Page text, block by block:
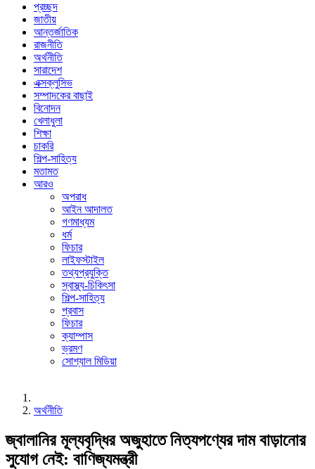
প্রচ্ছদ
জাতীয়
আন্তর্জাতিক
রাজনীতি
অর্থনীতি
সারাদেশ
এক্সক্লুসিভ
সম্পাদকের বাছাই
বিনোদন
খেলাধুলা
শিক্ষা
চাকরি
শিল্প-সাহিত্য
মতামত
আরও
অপরাধ
আইন আদালত
গণমাধ্যম
ধর্ম
ফিচার
লাইফস্টাইল
তথ্যপ্রযুক্তি
স্বাস্থ্য-চিকিৎসা
শিল্প-সাহিত্য
প্রবাস
ফিচার
ক্যাম্পাস
ভ্রমণ
সোশ্যাল মিডিয়া
অর্থনীতি
জ্বালানির মূল্যবৃদ্ধির অজুহাতে নিত্যপণ্যের দাম বাড়ানোর
সুযোগ নেই: বাণিজ্যমন্ত্রী